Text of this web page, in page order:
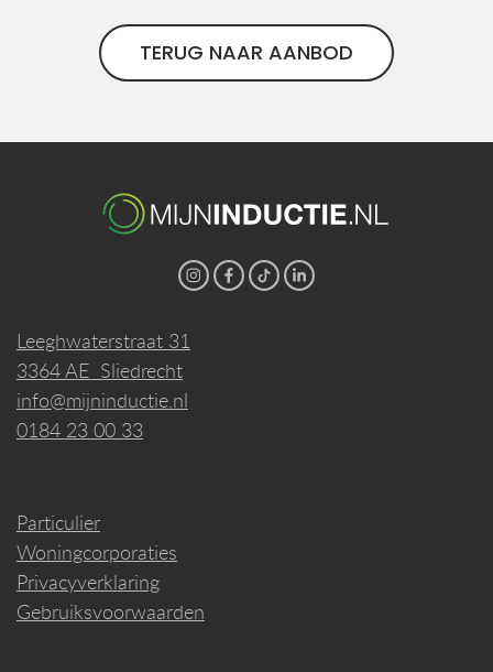
TERUG NAAR AANBOD
Leeghwaterstraat 31
3364 AE Sliedrecht
info@mijninductie.nl
0184 23 00 33
Particulier
Woningcorporaties
Privacyverklaring
Gebruiksvoorwaarden